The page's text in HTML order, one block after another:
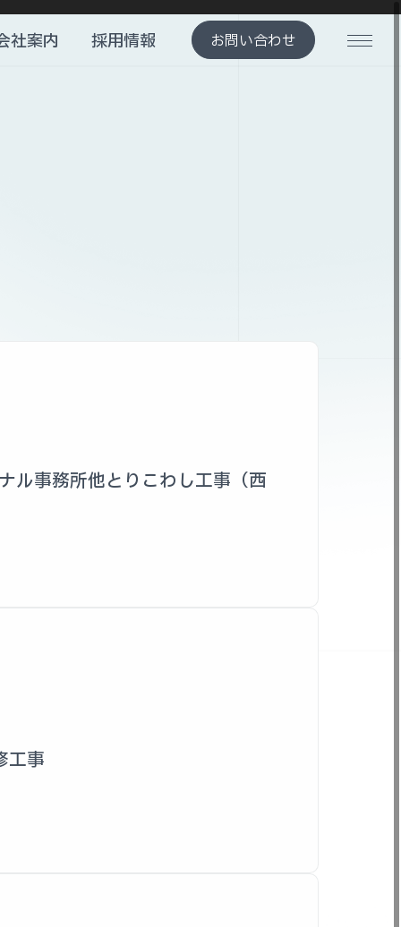
社案内
採用情報
お問い合わせ
メニ
ル事務所他とりこわし工事（西
工事